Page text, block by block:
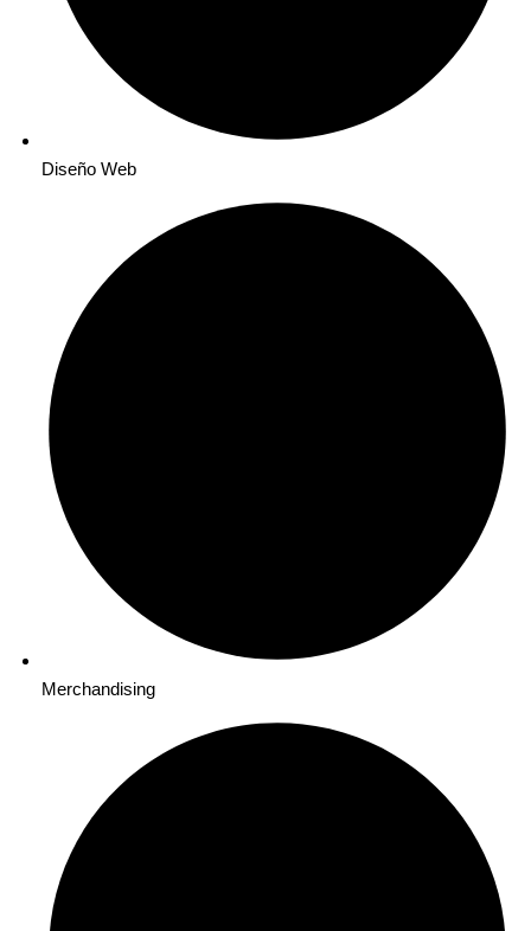
Diseño Web
Merchandising